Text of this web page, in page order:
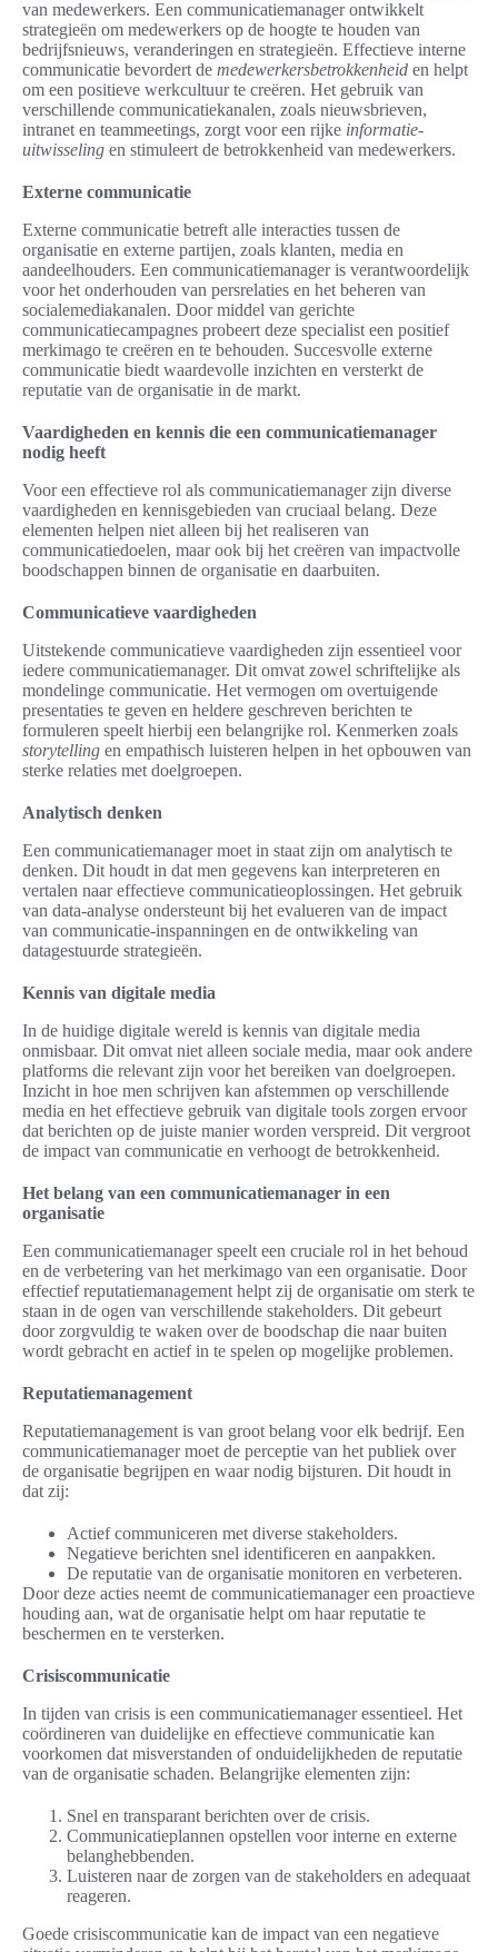
van medewerkers. Een communicatiemanager ontwikkelt
strategieën om medewerkers op de hoogte te houden van
bedrijfsnieuws, veranderingen en strategieën. Effectieve interne
communicatie bevordert de medewerkersbetrokkenheid en helpt
om een positieve werkcultuur te creëren. Het gebruik van
verschillende communicatiekanalen, zoals nieuwsbrieven,
intranet en teammeetings, zorgt voor een rijke informatie-
uitwisseling en stimuleert de betrokkenheid van medewerkers.
Externe communicatie
Externe communicatie betreft alle interacties tussen de
organisatie en externe partijen, zoals klanten, media en
aandeelhouders. Een communicatiemanager is verantwoordelijk
voor het onderhouden van persrelaties en het beheren van
socialemediakanalen. Door middel van gerichte
communicatiecampagnes probeert deze specialist een positief
merkimago te creëren en te behouden. Succesvolle externe
communicatie biedt waardevolle inzichten en versterkt de
reputatie van de organisatie in de markt.
Vaardigheden en kennis die een communicatiemanager
nodig heeft
Voor een effectieve rol als communicatiemanager zijn diverse
vaardigheden en kennisgebieden van cruciaal belang. Deze
elementen helpen niet alleen bij het realiseren van
communicatiedoelen, maar ook bij het creëren van impactvolle
boodschappen binnen de organisatie en daarbuiten.
Communicatieve vaardigheden
Uitstekende communicatieve vaardigheden zijn essentieel voor
iedere communicatiemanager. Dit omvat zowel schriftelijke als
mondelinge communicatie. Het vermogen om overtuigende
presentaties te geven en heldere geschreven berichten te
formuleren speelt hierbij een belangrijke rol. Kenmerken zoals
storytelling en empathisch luisteren helpen in het opbouwen van
sterke relaties met doelgroepen.
Analytisch denken
Een communicatiemanager moet in staat zijn om analytisch te
denken. Dit houdt in dat men gegevens kan interpreteren en
vertalen naar effectieve communicatieoplossingen. Het gebruik
van data-analyse ondersteunt bij het evalueren van de impact
van communicatie-inspanningen en de ontwikkeling van
datagestuurde strategieën.
Kennis van digitale media
In de huidige digitale wereld is kennis van digitale media
onmisbaar. Dit omvat niet alleen sociale media, maar ook andere
platforms die relevant zijn voor het bereiken van doelgroepen.
Inzicht in hoe men schrijven kan afstemmen op verschillende
media en het effectieve gebruik van digitale tools zorgen ervoor
dat berichten op de juiste manier worden verspreid. Dit vergroot
de impact van communicatie en verhoogt de betrokkenheid.
Het belang van een communicatiemanager in een
organisatie
Een communicatiemanager speelt een cruciale rol in het behoud
en de verbetering van het merkimago van een organisatie. Door
effectief reputatiemanagement helpt zij de organisatie om sterk te
staan in de ogen van verschillende stakeholders. Dit gebeurt
door zorgvuldig te waken over de boodschap die naar buiten
wordt gebracht en actief in te spelen op mogelijke problemen.
Reputatiemanagement
Reputatiemanagement is van groot belang voor elk bedrijf. Een
communicatiemanager moet de perceptie van het publiek over
de organisatie begrijpen en waar nodig bijsturen. Dit houdt in
dat zij:
Actief communiceren met diverse stakeholders.
Negatieve berichten snel identificeren en aanpakken.
De reputatie van de organisatie monitoren en verbeteren.
Door deze acties neemt de communicatiemanager een proactieve
houding aan, wat de organisatie helpt om haar reputatie te
beschermen en te versterken.
Crisiscommunicatie
In tijden van crisis is een communicatiemanager essentieel. Het
coördineren van duidelijke en effectieve communicatie kan
voorkomen dat misverstanden of onduidelijkheden de reputatie
van de organisatie schaden. Belangrijke elementen zijn:
Snel en transparant berichten over de crisis.
Communicatieplannen opstellen voor interne en externe
belanghebbenden.
Luisteren naar de zorgen van de stakeholders en adequaat
reageren.
Goede crisiscommunicatie kan de impact van een negatieve